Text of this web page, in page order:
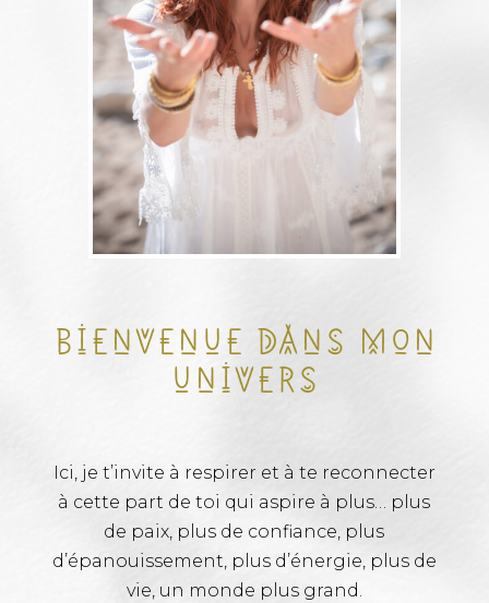
Bienvenue dans mon
univers
Ici, je t’invite à respirer et à te reconnecter
à cette part de toi qui aspire à plus… plus
de paix, plus de confiance, plus
d’épanouissement, plus d’énergie, plus de
vie, un monde plus grand.